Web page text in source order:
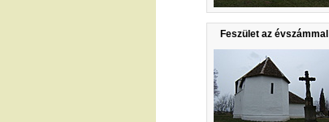
Feszület az évszámmal